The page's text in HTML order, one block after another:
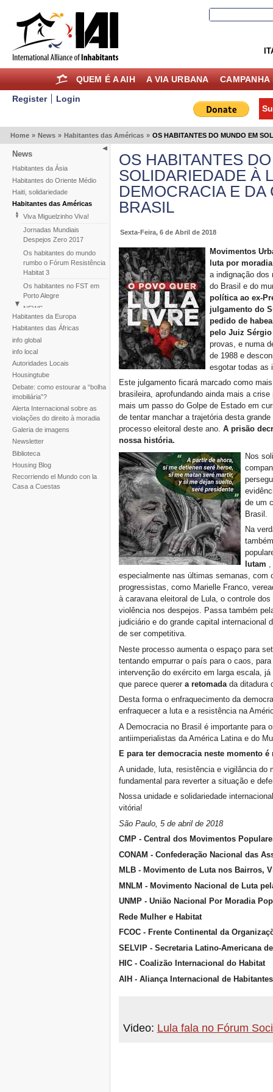
QUEM É A AIH A VIA URBANA CAMPANHA
Register
Login
Home » News » Habitantes das Américas » OS HABITANTES DO MUNDO EM
News
Habitantes da Ásia
Habitantes do Oriente Médio
Haiti, solidariedade
Habitantes das Américas
Viva Miguelzinho Viva!
Jornadas Mundiais
Despejos Zero 2017
Os habitantes do mundo
rumbo o Fórum Resistência
Habitat 3
Os habitantes no FST em
Porto Alegre
NEWS
Perù: Marcha de
Assentamentos Humanos
Huascar
Reportaje fotogràfico sobre
la tragedia de la tormenta
Noel
Habitantes da Europa
Habitantes das Áfricas
info global
info local
Autoridades Locais
Housingtube
Debate: como estourar a “bolha
imobiliária”?
Alerta Internacional sobre as
violações do direito à moradia
Galeria de imagens
Newsletter
Biblioteca
Housing Blog
Recorriendo el Mundo con la
Casa a Cuestas
OS HABITANTES
SOLIDARIEDADE À
DEMOCRACIA E
BRASIL
Sexta-Feira, 6 de Abril de 2018
Movimentos
luta por
a indignação dos
do Brasil e do
política ao ex-
julgamento do
pedido de
pelo Juiz
provas, e numa
de 1988 e
esgotar todas as
Este julgamento ficará marcado como
brasileira, aprofundando ainda mais a
mais um passo do Golpe de Estado em
de tentar manchar a trajetória desta
processo eleitoral deste ano.A prisão
nossa história.
Nos
de um
Brasil.
Na
lutam ,
especialmente nas últimas semanas,
progressistas, como Marielle Franco,
à caravana eleitoral de Lula, o controle
violência nos despejos. Passa também
judiciário e do grande capital internacional
de ser competitiva.
Neste processo aumenta o espaço para
tentando empurrar o país para o caos,
intervenção do exército em larga escala,
que parece querera retomadada ditadura
Desta forma o enfraquecimento da
enfraquecer a luta e a resistência na
A Democracia no Brasil é importante para
antiimperialistas da América Latina e do
E para ter democracia neste momento
A unidade, luta, resistência e vigilância do
fundamental para reverter a situação e
Nossa unidade e solidariedade
vitória!
São Paulo, 5 de abril de 2018
CMP - Central dos Movimentos
CONAM - Confederação Nacional das
MLB - Movimento de Luta nos Bairros,
MNLM - Movimento Nacional de Luta
UNMP - União Nacional Por Moradia
Rede Mulher e Habitat
FCOC - Frente Continental da
SELVIP - Secretaria Latino-Americana
HIC - Coalizão Internacional do Habitat
AIH - Aliança Internacional de Habitantes
Video: Lula fala no Fórum